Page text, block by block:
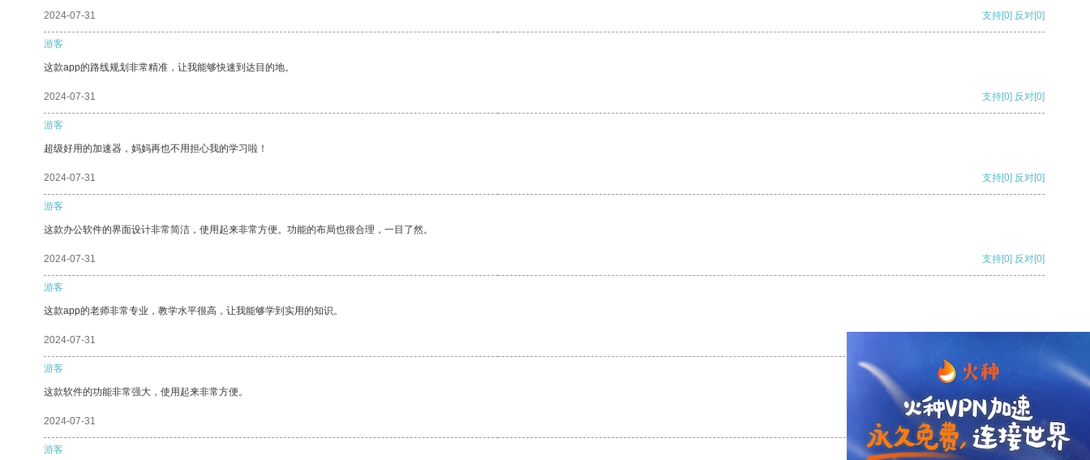
2024-07-31 支持[0] 反对[0]
游客
这款app的路线规划非常精准，让我能够快速到达目的地。
2024-07-31 支持[0] 反对[0]
游客
超级好用的加速器，妈妈再也不用担心我的学习啦！
2024-07-31 支持[0] 反对[0]
游客
这款办公软件的界面设计非常简洁，使用起来非常方便。功能的布局也很合理，一目了然。
2024-07-31 支持[0] 反对[0]
游客
这款app的老师非常专业，教学水平很高，让我能够学到实用的知识。
2024-07-31
游客
这款软件的功能非常强大，使用起来非常方便。
2024-07-31 支持 [0] 反对 [0]
游客